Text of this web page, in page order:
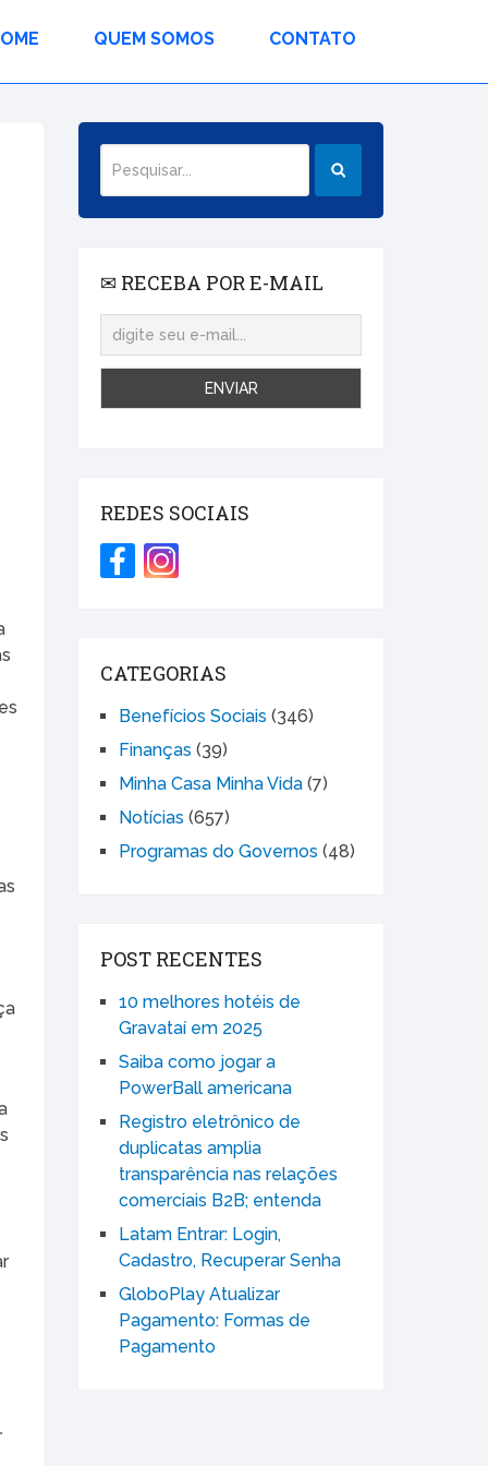
QUEM SOMOS CONTATO
✉ RECEBA POR E-MAIL
REDES SOCIAIS
CATEGORIAS
Benefícios Sociais (346)
Finanças (39)
Minha Casa Minha Vida (7)
Notícias (657)
Programas do Governos (48)
POST RECENTES
10 melhores hotéis de
Gravataí em 2025
Saiba como jogar a
PowerBall americana
Registro eletrônico de
duplicatas amplia
transparência nas relações
comerciais B2B; entenda
Latam Entrar: Login,
Cadastro, Recuperar Senha
GloboPlay Atualizar
Pagamento: Formas de
Pagamento